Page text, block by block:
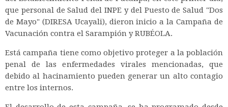
que personal de Salud del INPE y del Puesto de Salud "Dos
de Mayo" (DIRESA Ucayali), dieron inicio a la Campaña de
Vacunación contra el Sarampión y RUBÉOLA.
Está campaña tiene como objetivo proteger a la población
penal de las enfermedades virales mencionadas, que
debido al hacinamiento pueden generar un alto contagio
entre los internos.